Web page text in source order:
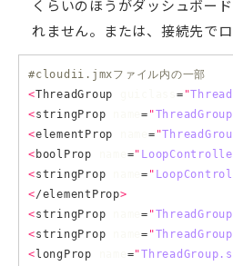
くらいのほうがダッシュボー
れません。または、接続先で
#cloudii.jmxファイル内の一部
<ThreadGroup = "
<stringProp = "
<elementProp = "
< boolProp ="
<stringProp = "
</elementProp>
<stringProp = "
<stringProp = "
<longProp ="